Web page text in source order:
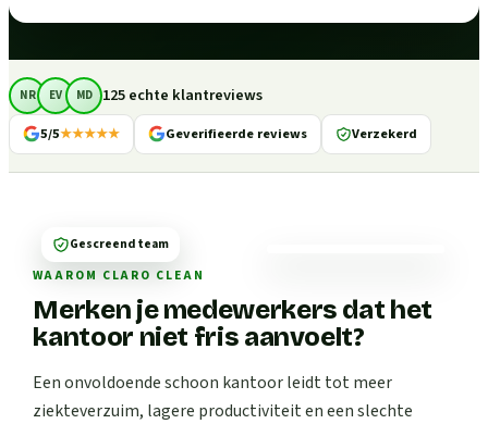
NR EV MD 125 echte klantreviews
5/5★★★★★ Geverifieerde reviews Verzekerd
WAAROM CLARO CLEAN
Merken je medewerkers dat het
kantoor niet fris aanvoelt?
Een onvoldoende schoon kantoor leidt tot meer
ziekteverzuim, lagere productiviteit en een slechte
Gescreend team